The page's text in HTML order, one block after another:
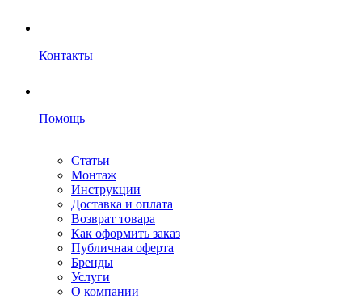
Контакты
Помощь
Статьи
Монтаж
Инструкции
Доставка и оплата
Возврат товара
Как оформить заказ
Публичная оферта
Бренды
Услуги
О компании